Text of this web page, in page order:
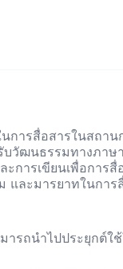
นการสื่อสารในสถา
วัฒนธรรมทางภาษ
การเขียนเพื่อการสื่
และมารยาทในการ
รถนำไปประยุกต์ใ